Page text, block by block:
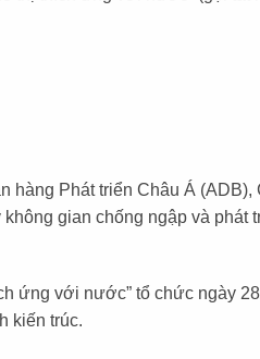
Phát triển Châu Á (ADB),
gian chống ngập và phát
ứng với nước” tổ chức ngày
kiến trúc.